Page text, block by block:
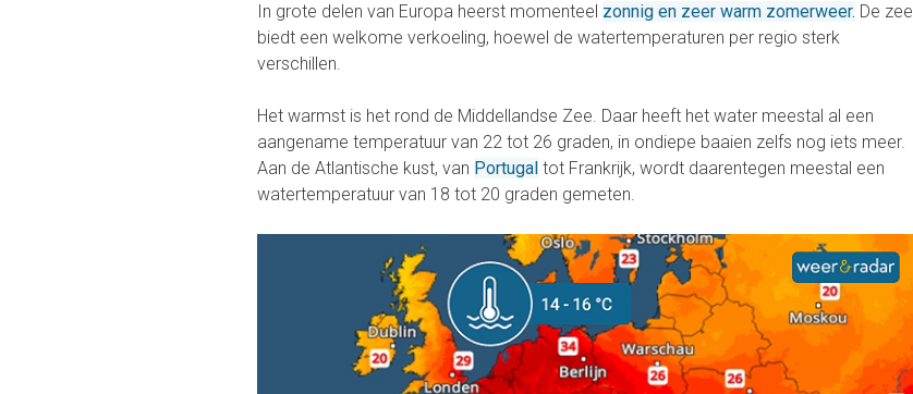
In grote delen van Europa heerst momenteel zonnig en zeer warm zomerweer. De zee
biedt een welkome verkoeling, hoewel de watertemperaturen per regio sterk
verschillen.
Het warmst is het rond de Middellandse Zee. Daar heeft het water meestal al een
aangename temperatuur van 22 tot 26 graden, in ondiepe baaien zelfs nog iets meer.
Aan de Atlantische kust, van Portugal tot Frankrijk, wordt daarentegen meestal een
watertemperatuur van 18 tot 20 graden gemeten.